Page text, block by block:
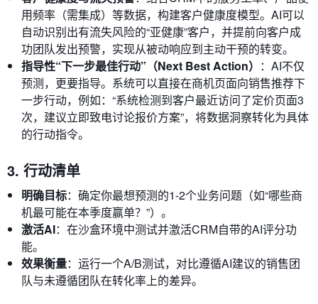
用频率（需集成）等数据，构建客户健康度模型。AI可以
自动识别出有流失风险的“亚健康”客户，并提前向客户成
功团队发出预警，实现从被动响应到主动干预的转变。
指导性“下一步最佳行动”（Next Best Action） ：AI不仅
预测，更要指导。系统可以直接在商机页面向销售推荐下
一步行动，例如：“系统检测到客户最近访问了定价页面3
次，建议立即致电讨论报价方案”，将数据洞察转化为具体
的行动指令。
3. 行动清单
明确目标：确定你最想预测的1-2个业务问题（如“哪些商
机最可能在本季度赢单？”）。
激活AI：在沙盒环境中测试并激活CRM自带的AI评分功
能。
效果衡量：运行一个A/B测试，对比遵循AI建议的销售团
队与未遵循团队在转化率上的差异。